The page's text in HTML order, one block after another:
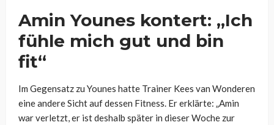
Amin Younes kontert: „Ich
fühle mich gut und bin
fit“
Im Gegensatz zu Younes hatte Trainer Kees van Wonderen
eine andere Sicht auf dessen Fitness. Er erklärte: „Amin
war verletzt, er ist deshalb später in dieser Woche zur